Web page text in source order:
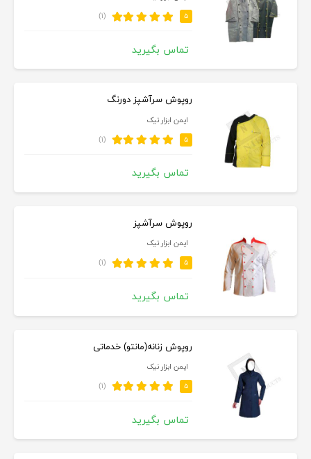
۵ (۱)
تماس بگیرید
روپوش سرآشپز دورنگ
ایمن ابزار نیک
۵ (۱)
تماس بگیرید
روپوش سرآشپز
ایمن ابزار نیک
۵ (۱)
تماس بگیرید
روپوش زنانه(مانتو) خدماتی
ایمن ابزار نیک
۵ (۱)
تماس بگیرید